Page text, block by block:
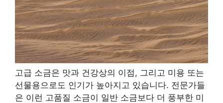
고급 소금은 맛과 건강상의 이점, 그리고 미용 또는
선물용으로도 인기가 높아지고 있습니다. 전문가들
은 이런 고품질 소금이 일반 소금보다 더 풍부한 미